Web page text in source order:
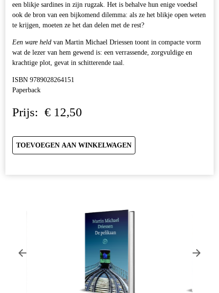
een blikje sardines in zijn rugzak. Het is behalve hun enige voedsel
ook de bron van een bijkomend dilemma: als ze het blikje open weten
te krijgen, moeten ze het dan delen met de rest?
Een ware held van Martin Michael Driessen toont in compacte vorm
wat de lezer van hem gewend is: een verrassende, zorgvuldige en
krachtige plot, gevat in schitterende taal.
ISBN 9789028264151
Paperback
Prijs: €12,50
TOEVOEGEN AAN WINKELWAGEN